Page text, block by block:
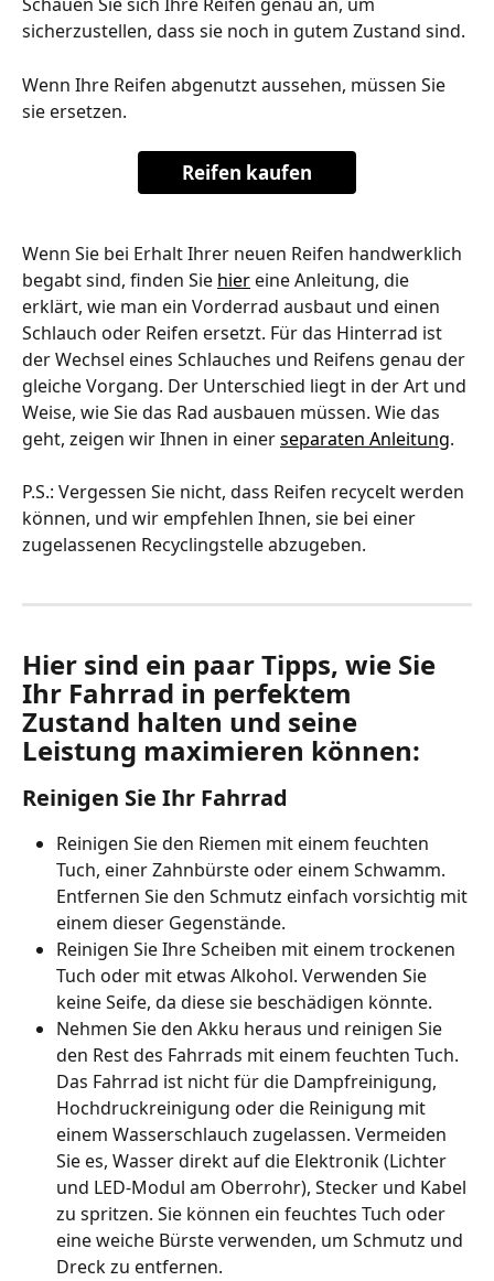
sicherzustellen, dass sie noch in gutem Zustand sind.
Wenn Ihre Reifen abgenutzt aussehen, müssen Sie
sie ersetzen.
Reifen kaufen
Wenn Sie bei Erhalt Ihrer neuen Reifen handwerklich
begabt sind, finden Sie hier eine Anleitung, die
erklärt, wie man ein Vorderrad ausbaut und einen
Schlauch oder Reifen ersetzt. Für das Hinterrad ist
der Wechsel eines Schlauches und Reifens genau der
gleiche Vorgang. Der Unterschied liegt in der Art und
Weise, wie Sie das Rad ausbauen müssen. Wie das
geht, zeigen wir Ihnen in einer separaten Anleitung.
P.S.: Vergessen Sie nicht, dass Reifen recycelt werden
können, und wir empfehlen Ihnen, sie bei einer
zugelassenen Recyclingstelle abzugeben.
Hier sind ein paar Tipps, wie Sie
Ihr Fahrrad in perfektem
Zustand halten und seine
Leistung maximieren können:
Reinigen Sie Ihr Fahrrad
Reinigen Sie den Riemen mit einem feuchten
Tuch, einer Zahnbürste oder einem Schwamm.
Entfernen Sie den Schmutz einfach vorsichtig mit
einem dieser Gegenstände.
Reinigen Sie Ihre Scheiben mit einem trockenen
Tuch oder mit etwas Alkohol. Verwenden Sie
keine Seife, da diese sie beschädigen könnte.
Nehmen Sie den Akku heraus und reinigen Sie
den Rest des Fahrrads mit einem feuchten Tuch.
Das Fahrrad ist nicht für die Dampfreinigung,
Hochdruckreinigung oder die Reinigung mit
einem Wasserschlauch zugelassen. Vermeiden
Sie es, Wasser direkt auf die Elektronik (Lichter
und LED-Modul am Oberrohr), Stecker und Kabel
zu spritzen. Sie können ein feuchtes Tuch oder
eine weiche Bürste verwenden, um Schmutz und
Dreck zu entfernen.